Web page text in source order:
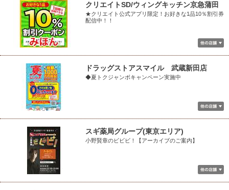
クリエイトSD/ウィングキッチン京急蒲田
★クリエイト公式アプリ限定！お好きな1品10％割引券
配信中！！
ドラッグストアスマイル 武蔵新田店
◆夏トクジャンボキャンペーン実施中
スギ薬局グループ(東京エリア)
小野賢章のビビビ！【アーカイブのご案内】